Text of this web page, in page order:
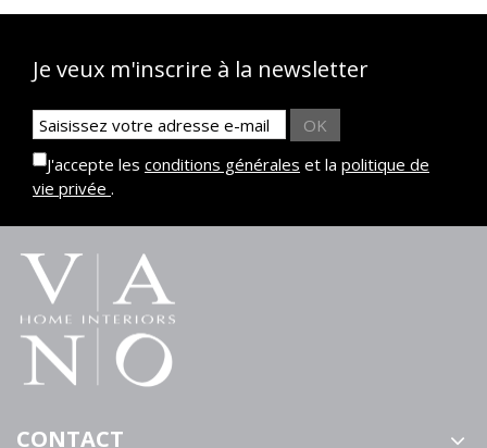
Je veux m'inscrire à la newsletter
OK
J'accepte les conditions générales et la politique de
vie privée .
CONTACT